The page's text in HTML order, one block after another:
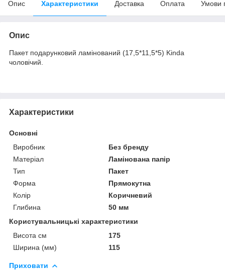
Опис Характеристики Доставка Оплата Умови
Опис
Пакет подарунковий ламінований (17,5*11,5*5) Kinda
чоловічий.
Характеристики
Основні
Виробник
Без бренду
Матеріал
Ламінована папір
Тип
Пакет
Форма
Прямокутна
Колір
Коричневий
Глибина
50 мм
Користувальницькі характеристики
Висота см
175
Ширина (мм)
115
Приховати